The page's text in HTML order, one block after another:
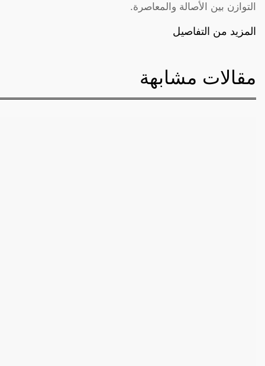
التوازن بين الأصالة والمعاصرة.
المزيد من التفاصيل
مقالات مشابهة